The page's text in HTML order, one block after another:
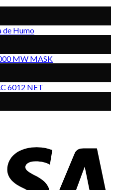
de Humo
MW MASK
6012 NET